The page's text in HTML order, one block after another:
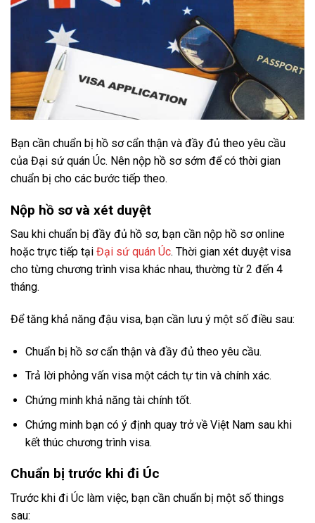
Bạn cần chuẩn bị hồ sơ cẩn thận và đầy đủ theo yêu cầu
của Đại sứ quán Úc. Nên nộp hồ sơ sớm để có thời gian
chuẩn bị cho các bước tiếp theo.
Nộp hồ sơ và xét duyệt
Sau khi chuẩn bị đầy đủ hồ sơ, bạn cần nộp hồ sơ online
hoặc trực tiếp tại Đại sứ quán Úc. Thời gian xét duyệt visa
cho từng chương trình visa khác nhau, thường từ 2 đến 4
tháng.
Để tăng khả năng đậu visa, bạn cần lưu ý một số điều sau:
Chuẩn bị hồ sơ cẩn thận và đầy đủ theo yêu cầu.
Trả lời phỏng vấn visa một cách tự tin và chính xác.
Chứng minh khả năng tài chính tốt.
Chứng minh bạn có ý định quay trở về Việt Nam sau khi
kết thúc chương trình visa.
Chuẩn bị trước khi đi Úc
Trước khi đi Úc làm việc, bạn cần chuẩn bị một số things
sau: